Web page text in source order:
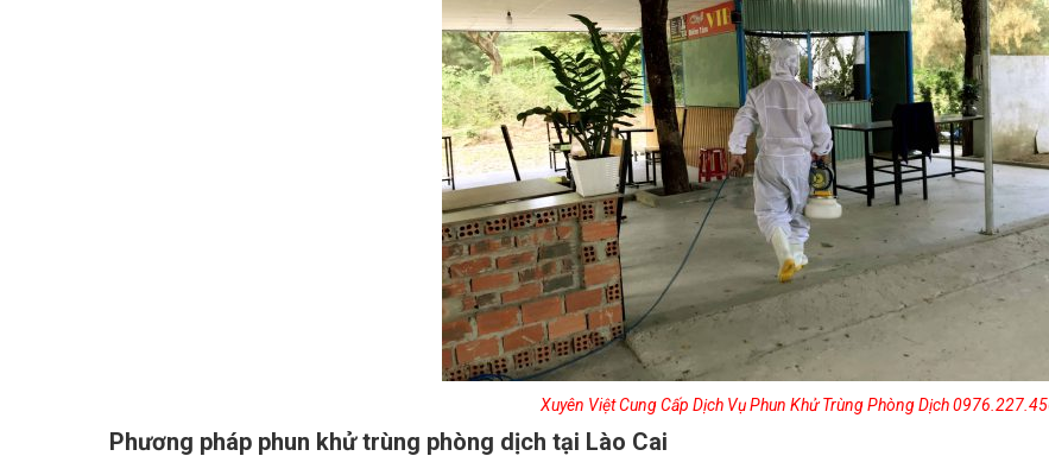
Xuyên Việt Cung Cấp Dịch Vụ Phun Khử Trùng Phòng Dịch 0976.227.456
Phương pháp phun khử trùng phòng dịch tại Lào Cai
Bước 1:Phun tồn lưu bên trong